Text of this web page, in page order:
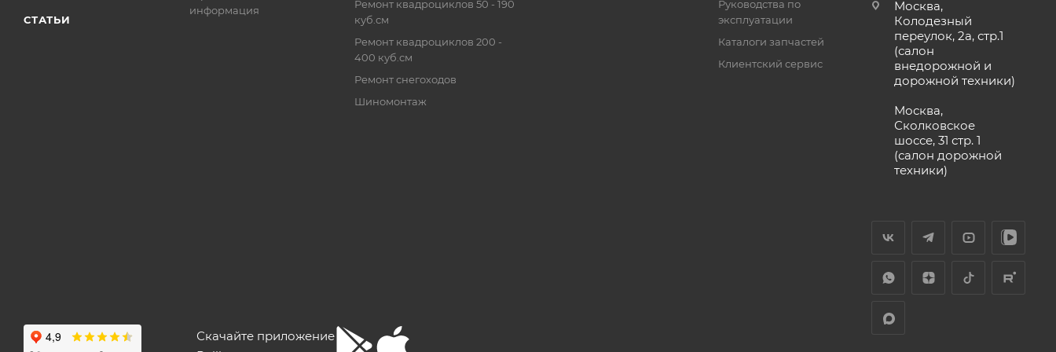
СТАТЬИ
информация
Ремонт квадроциклов 50 - 190
куб.см
Ремонт квадроциклов 200 -
400 куб.см
Ремонт снегоходов
Шиномонтаж
Руководства по
эксплуатации
Каталоги запчастей
Клиентский сервис
Москва,
Колодезный
переулок, 2а, стр.1
(салон
внедорожной и
дорожной техники)
Москва,
Сколковское
шоссе, 31 стр. 1
(салон дорожной
техники)
Скачайте приложение